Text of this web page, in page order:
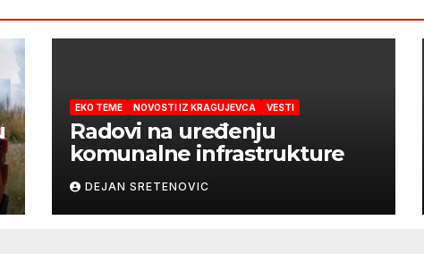
EKO TEME NOVOSTI IZ KRAGUJEVCA VESTI
Radovi na uređenju
komunalne infrastrukture
DEJAN SRETENOVIC